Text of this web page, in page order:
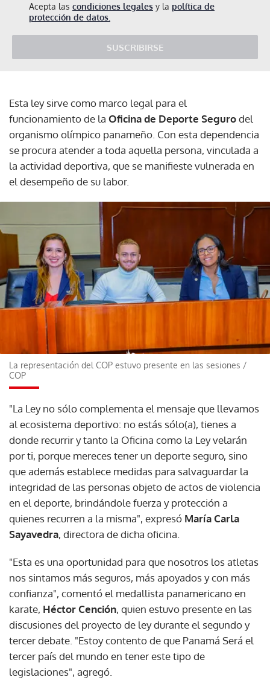
Acepta las condiciones legales y la política de
protección de datos.
SUSCRIBIRSE
Esta ley sirve como marco legal para el
funcionamiento de la Oficina de Deporte Segurodel
organismo olímpico panameño. Con esta dependencia
se procura atender a toda aquella persona, vinculada a
la actividad deportiva, que se manifieste vulnerada en
el desempeño de su labor.
La representación del COP estuvo presente en las sesiones /
COP
"La Ley no sólo complementa el mensaje que llevamos
al ecosistema deportivo: no estás sólo(a), tienes a
donde recurrir y tanto la Oficina como la Ley velarán
por ti, porque mereces tener un deporte seguro, sino
que además establece medidas para salvaguardar la
integridad de las personas objeto de actos de violencia
en el deporte, brindándole fuerza y protección a
quienes recurren a la misma", expresó María Carla
Sayavedra, directora de dicha oficina.
"Esta es una oportunidad para que nosotros los atletas
nos sintamos más seguros, más apoyados y con más
confianza", comentó el medallista panamericano en
karate, Héctor Cención, quien estuvo presente en las
discusiones del proyecto de ley durante el segundo y
tercer debate. "Estoy contento de que Panamá Será el
tercer país del mundo en tener este tipo de
legislaciones", agregó.